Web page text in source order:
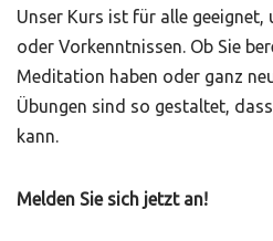
Unser Kurs ist für alle
oder Vorkenntnissen. Ob Sie
Meditation haben oder ganz
Übungen sind so gestaltet,
kann.
Melden Sie sich jetzt an!